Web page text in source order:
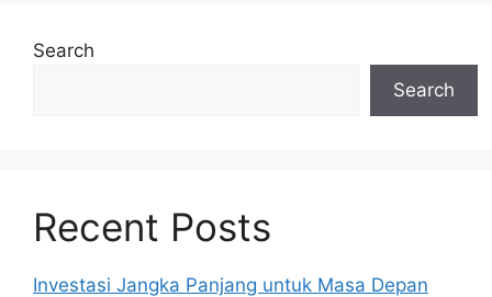
Search
Search
Recent Posts
Investasi Jangka Panjang untuk Masa Depan